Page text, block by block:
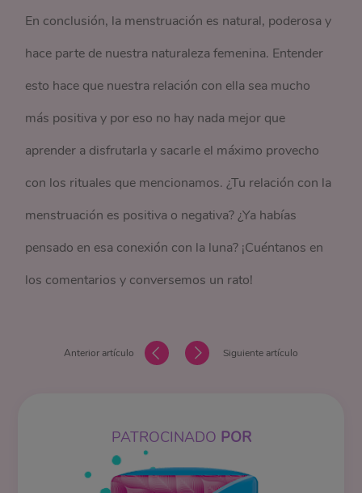
En conclusión, la menstruación es natural, poderosa y
hace parte de nuestra naturaleza femenina. Entender
esto hace que nuestra relación con ella sea mucho
más positiva y por eso no hay nada mejor que
aprender a disfrutarla y sacarle el máximo provecho
con los rituales que mencionamos. ¿Tu relación con la
menstruación es positiva o negativa? ¿Ya habías
pensado en esa conexión con la luna? ¡Cuéntanos en
los comentarios y conversemos un rato!
Anterior artículo Siguiente artículo
PATROCINADO POR